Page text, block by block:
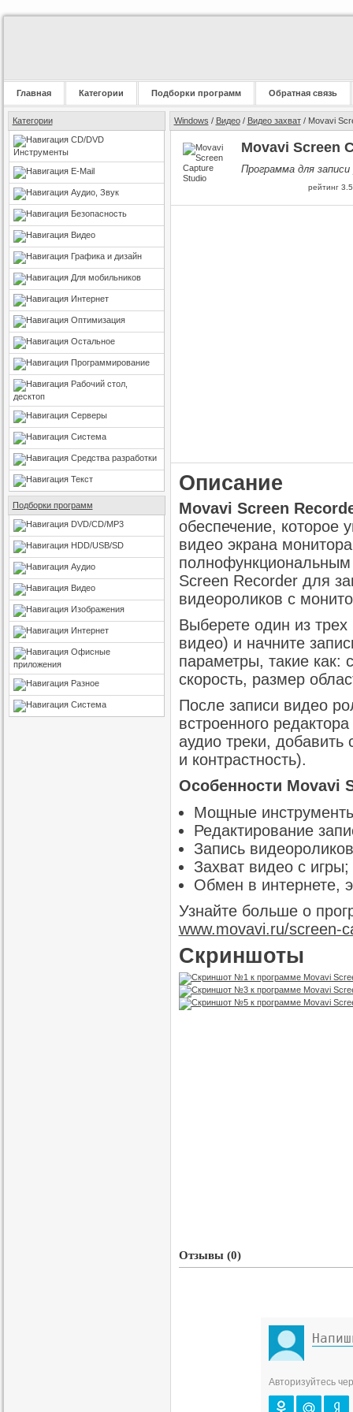
Главная Категории Подборки программ Обратная связь
Категории
CD/DVD
Инструменты
E-Mail
Аудио, Звук
Безопасность
Видео
Графика и дизайн
Для мобильников
Интернет
Оптимизация
Остальное
Программирование
Рабочий стол,
десктоп
Серверы
Система
Средства разработки
Текст
Подборки программ
DVD/CD/MP3
HDD/USB/SD
Аудио
Видео
Изображения
Интернет
Офисные
приложения
Разное
Система
Windows / Видео/ Видео захват/ Movavi
Movavi Screen
Программа для
рейтинг 3.5
Описание
Movavi Screen
обеспечение, которое
видео экрана
Screen Recorder для
видеороликов с
Выберете один из
видео) и начните
параметры, такие как:
скорость, размер
После записи видео
встроенного
аудио треки, добавить
и контрастность).
Особенности Movavi
Мощные
Редактирование
Запись
Захват видео с игры;
Обмен в интернете,
Узнайте больше о
www.movavi.ru/screen-
Скриншоты
Отзывы (0)
Авторизуйтесь